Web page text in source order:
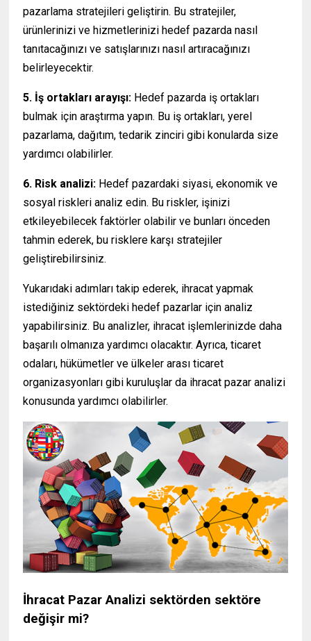
pazarlama stratejileri geliştirin. Bu stratejiler,
ürünlerinizi ve hizmetlerinizi hedef pazarda nasıl
tanıtacağınızı ve satışlarınızı nasıl artıracağınızı
belirleyecektir.
5. İş ortakları arayışı: Hedef pazarda iş ortakları
bulmak için araştırma yapın. Bu iş ortakları, yerel
pazarlama, dağıtım, tedarik zinciri gibi konularda size
yardımcı olabilirler.
6. Risk analizi: Hedef pazardaki siyasi, ekonomik ve
sosyal riskleri analiz edin. Bu riskler, işinizi
etkileyebilecek faktörler olabilir ve bunları önceden
tahmin ederek, bu risklere karşı stratejiler
geliştirebilirsiniz.
Yukarıdaki adımları takip ederek, ihracat yapmak
istediğiniz sektördeki hedef pazarlar için analiz
yapabilirsiniz. Bu analizler, ihracat işlemlerinizde daha
başarılı olmanıza yardımcı olacaktır. Ayrıca, ticaret
odaları, hükümetler ve ülkeler arası ticaret
organizasyonları gibi kuruluşlar da ihracat pazar analizi
konusunda yardımcı olabilirler.
İhracat Pazar Analizi sektörden sektöre
değişir mi?